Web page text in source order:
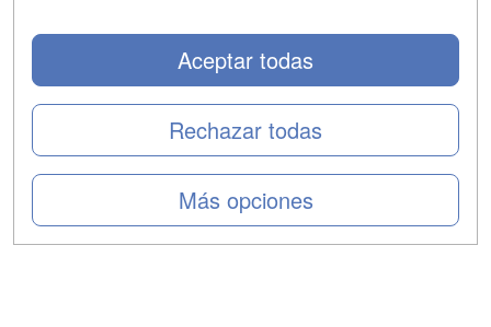
Más opciones
Rechazar todas
Aceptar todas